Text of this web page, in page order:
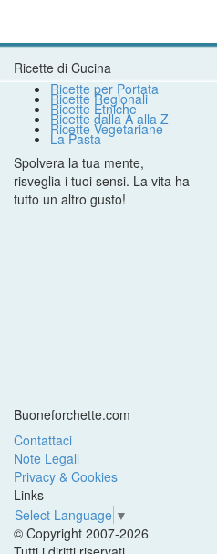
Ricette di Cucina
Ricette per Portata
Ricette Regionali
Ricette Etniche
Ricette dalla A alla Z
Ricette Vegetariane
La Pasta
Spolvera la tua mente,
risveglia i tuoi sensi. La vita ha
tutto un altro gusto!
Buoneforchette.com
Contattaci
Note Legali
Privacy & Cookies
Links
Select Language ▼
© Copyright 2007-2026